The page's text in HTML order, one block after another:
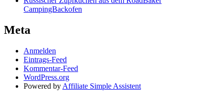
CampingBackofen
Meta
Anmelden
Eintrags-Feed
Kommentar-Feed
WordPress.org
Powered by Affiliate Simple Assistent